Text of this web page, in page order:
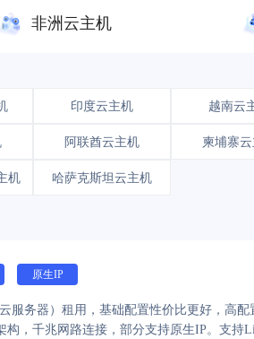
非洲云主机
印度云主机 越南云
阿联酋云主机 柬埔寨
机 哈萨克斯坦云主机
原生IP
服务器）租用，基础配置性价比更好，高
，千兆网路连接，部分支持原生IP。支持